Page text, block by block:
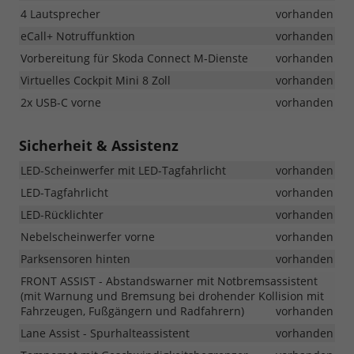
4 Lautsprecher
vorhanden
eCall+ Notruffunktion
vorhanden
Vorbereitung für Skoda Connect M-Dienste
vorhanden
Virtuelles Cockpit Mini 8 Zoll
vorhanden
2x USB-C vorne
vorhanden
Sicherheit & Assistenz
LED-Scheinwerfer mit LED-Tagfahrlicht
vorhanden
LED-Tagfahrlicht
vorhanden
LED-Rücklichter
vorhanden
Nebelscheinwerfer vorne
vorhanden
Parksensoren hinten
vorhanden
FRONT ASSIST - Abstandswarner mit Notbremsassistent
(mit Warnung und Bremsung bei drohender Kollision mit
Fahrzeugen, Fußgängern und Radfahrern)
vorhanden
Lane Assist - Spurhalteassistent
vorhanden